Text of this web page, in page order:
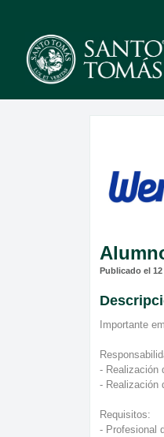
Publicado el
Importante
- Realización
- Realización
Requisitos:
- Profesional